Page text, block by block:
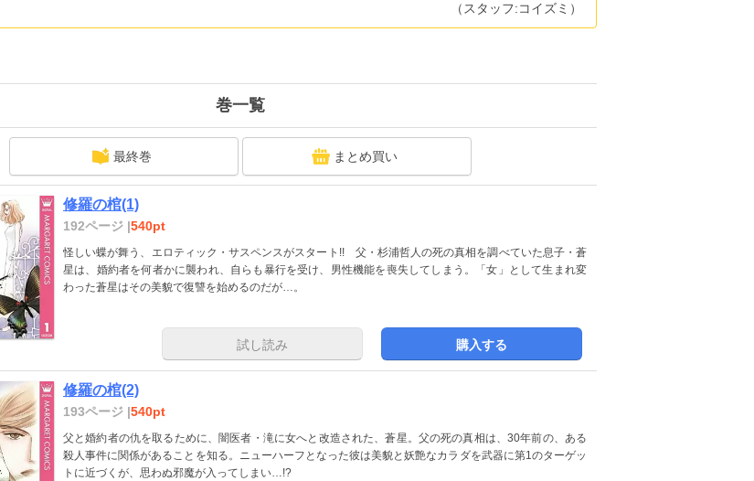
（スタッフ:コイズミ）
巻一覧
最終巻 まとめ買い
修羅の棺(1)
192ページ |540pt
怪しい蝶が舞う、エロティック・サスペンスがスタート!! 父・杉浦哲人の死の真相を調べていた息子・蒼
星は、婚約者を何者かに襲われ、自らも暴行を受け、男性機能を喪失してしまう。「女」として生まれ変
わった蒼星はその美貌で復讐を始めるのだが…。
試し読み 購入する
修羅の棺(2)
193ページ |540pt
父と婚約者の仇を取るために、闇医者・滝に女へと改造された、蒼星。父の死の真相は、30年前の、ある
殺人事件に関係があることを知る。ニューハーフとなった彼は美貌と妖艶なカラダを武器に第1のターゲッ
トに近づくが、思わぬ邪魔が入ってしまい…!?